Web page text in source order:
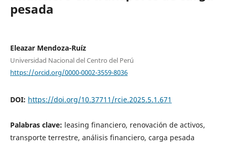
pesada
Eleazar Mendoza-Ruíz
Universidad Nacional del Centro del Perú
https://orcid.org/0000-0002-3559-8036
DOI: https://doi.org/10.37711/rcie.2025.5.1.671
Palabras clave: leasing financiero, renovación de activos,
transporte terrestre, análisis financiero, carga pesada